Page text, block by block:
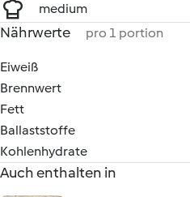
medium
Nährwerte pro 1 portion
Eiweiß
Brennwert
Fett
Ballaststoffe
Kohlenhydrate
Auch enthalten in